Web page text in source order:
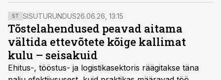
mõju.”
ST SISUTURUNDUS26.06.26, 13:15
Tõstelahendused peavad aitama
vältida ettevõtete kõige kallimat
kulu – seisakuid
Ehitus-, tööstus- ja logistikasektoris räägitakse täna